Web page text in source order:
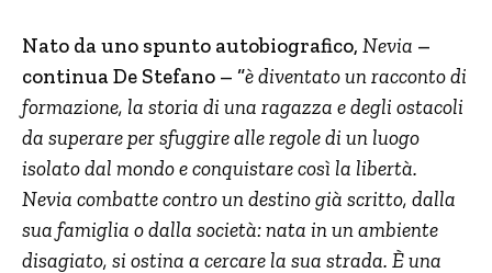
Nato da uno spunto autobiografico, Nevia –
continua De Stefano – “è diventato un racconto di
formazione, la storia di una ragazza e degli ostacoli
da superare per sfuggire alle regole di un luogo
isolato dal mondo e conquistare così la libertà.
Nevia combatte contro un destino già scritto, dalla
sua famiglia o dalla società: nata in un ambiente
disagiato, si ostina a cercare la sua strada. È una